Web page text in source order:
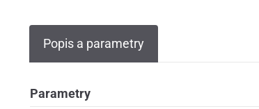
Popis a parametry
Parametry